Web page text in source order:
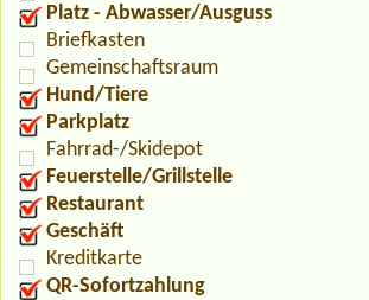
Platz - Abwasser/Ausguss
Briefkasten
Gemeinschaftsraum
Hund/Tiere
Parkplatz
Fahrrad-/Skidepot
Feuerstelle/Grillstelle
Restaurant
Geschäft
Kreditkarte
QR-Sofortzahlung